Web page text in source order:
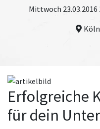
Mittwoch 23.03.2016
Erfolgreiche
für dein